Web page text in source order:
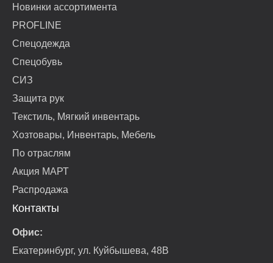
Новинки ассортимента
PROFLINE
Спецодежда
Спецобувь
СИЗ
Защита рук
Текстиль, Мягкий инвентарь
Хозтовары, Инвентарь, Мебель
По отраслям
Акция МАРТ
Распродажа
Контакты
Офис:
Екатеринбург, ул. Куйбышева, 48В